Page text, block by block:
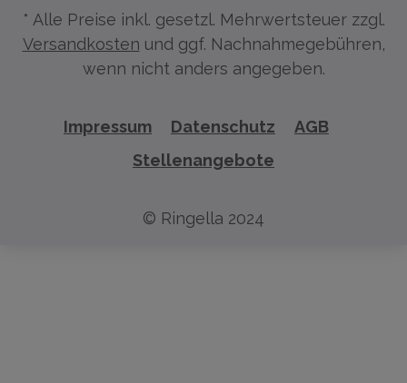
* Alle Preise inkl. gesetzl. Mehrwertsteuer zzgl.
Versandkosten und ggf. Nachnahmegebühren,
wenn nicht anders angegeben.
Impressum Datenschutz
AGB
Stellenangebote
© Ringella 2024